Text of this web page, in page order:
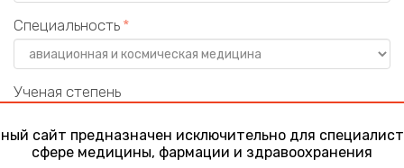
Специальность
Ученая степень
Учреждение
сайт предназначен исключительно для
сфере медицины, фармации и здравоохранения